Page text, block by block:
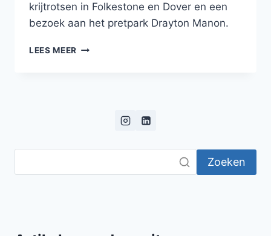
krijtrotsen in Folkestone en Dover en een
bezoek aan het pretpark Drayton Manon.
LEES MEER BLOG:
ENGELAND
Zoeken